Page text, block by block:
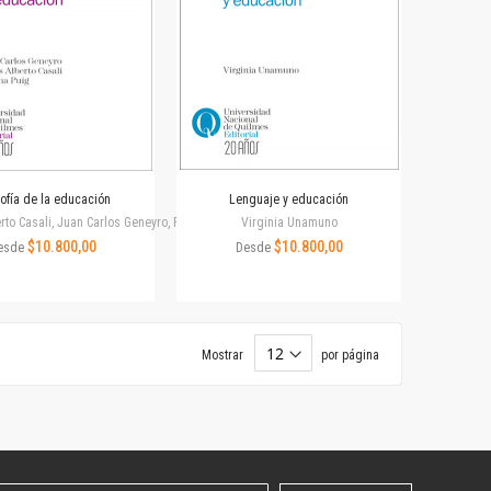
de la educación
Casali, Juan Carlos Geneyro, Roxana Puig
$10.800,00
Lenguaje y educación
Virginia Unamuno
Desde $10.800,00
Mostrar por página